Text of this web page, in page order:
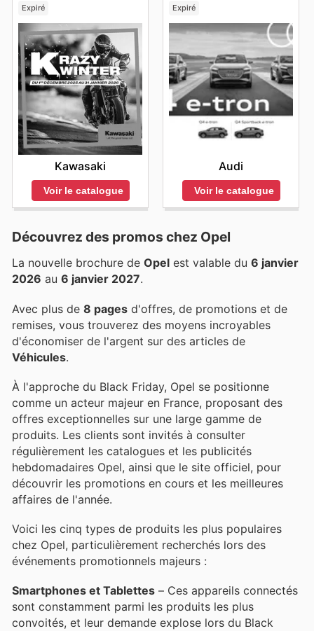
Expiré
Kawasaki
Voir le catalogue
Expiré
Audi
Voir le catalogue
Découvrez des promos chez Opel
La nouvelle brochure de Opel est valable du 6 janvier
2026 au 6 janvier 2027.
Avec plus de 8 pages d'offres, de promotions et de
remises, vous trouverez des moyens incroyables
d'économiser de l'argent sur des articles de
Véhicules.
À l'approche du Black Friday, Opel se positionne
comme un acteur majeur en France, proposant des
offres exceptionnelles sur une large gamme de
produits. Les clients sont invités à consulter
régulièrement les catalogues et les publicités
hebdomadaires Opel, ainsi que le site officiel, pour
découvrir les promotions en cours et les meilleures
affaires de l'année.
Voici les cinq types de produits les plus populaires
chez Opel, particulièrement recherchés lors des
événements promotionnels majeurs :
Smartphones et Tablettes – Ces appareils connectés
sont constamment parmi les produits les plus
convoités, et leur demande explose lors du Black